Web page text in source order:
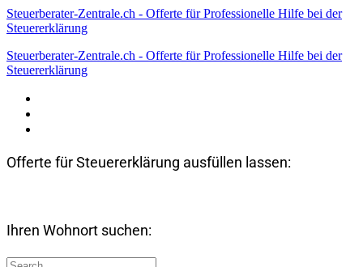
Steuerberater-Zentrale.ch - Offerte für Professionelle Hilfe bei der
Steuererklärung
Steuerberater-Zentrale.ch - Offerte für Professionelle Hilfe bei der
Steuererklärung
Offerte für Steuererklärung ausfüllen lassen:
Ihren Wohnort suchen: